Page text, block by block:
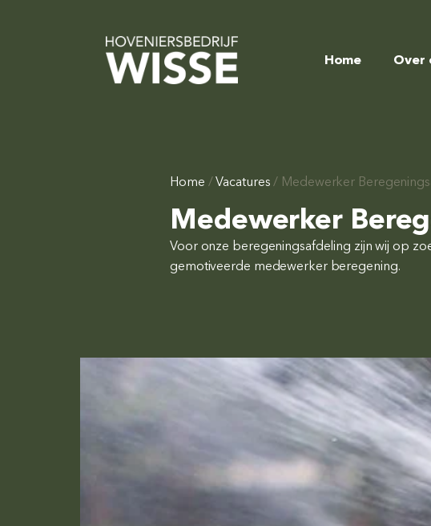
Home Over
Home / Vacatures / Medewerker
Medewerker
Voor onze beregeningsafdeling zijn wij op
gemotiveerde medewerker beregening.